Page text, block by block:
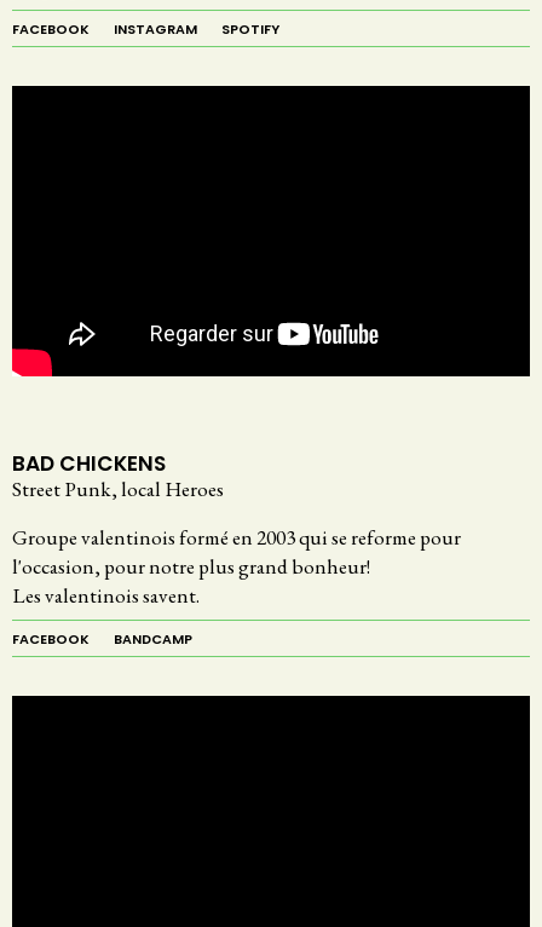
FACEBOOK INSTAGRAM SPOTIFY
BAD CHICKENS
Street Punk, local Heroes
Groupe valentinois formé en 2003 qui se reforme pour
l'occasion, pour notre plus grand bonheur!
Les valentinois savent.
FACEBOOK BANDCAMP